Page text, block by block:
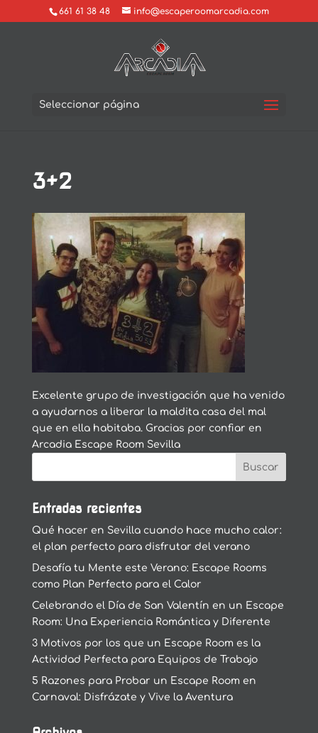
661 61 38 48 info@escaperoomarcadia.com
Seleccionar página
3+2
Excelente grupo de investigación que ha venido
a ayudarnos a liberar la maldita casa del mal
que en ella habitaba. Gracias por confiar en
Arcadia Escape Room Sevilla
Entradas recientes
Qué hacer en Sevilla cuando hace mucho calor:
el plan perfecto para disfrutar del verano
Desafía tu Mente este Verano: Escape Rooms
como Plan Perfecto para el Calor
Celebrando el Día de San Valentín en un Escape
Room: Una Experiencia Romántica y Diferente
3 Motivos por los que un Escape Room es la
Actividad Perfecta para Equipos de Trabajo
5 Razones para Probar un Escape Room en
Carnaval: Disfrázate y Vive la Aventura